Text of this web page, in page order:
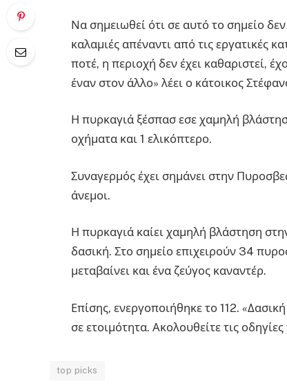
Να σημειωθεί ότι σε αυτό το σημείο
καλαμιές απέναντι από τις εργατικές
ποτέ, η περιοχή δεν έχει καθαριστεί,
έναν στον άλλο» λέει ο κάτοικος
Η πυρκαγιά ξέσπασ εσε χαμηλή
οχήματα και 1 ελικόπτερο.
Συναγερμός έχει σημάνει στην
άνεμοι.
Η πυρκαγιά καίει χαμηλή βλάστηση
δασική. Στο σημείο επιχειρούν 34
μεταβαίνει και ένα ζεύγος καναντέρ.
Επίσης, ενεργοποιήθηκε το 112.
σε ετοιμότητα. Ακολουθείτε τις
top picks